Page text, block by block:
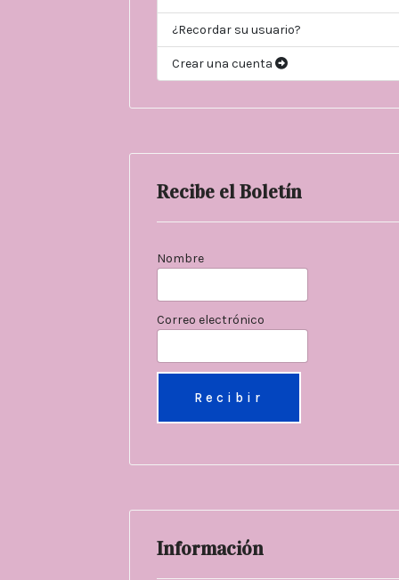
¿Recordar su usuario?
Crear una cuenta
Recibe el Boletín
Nombre
Correo electrónico
Información